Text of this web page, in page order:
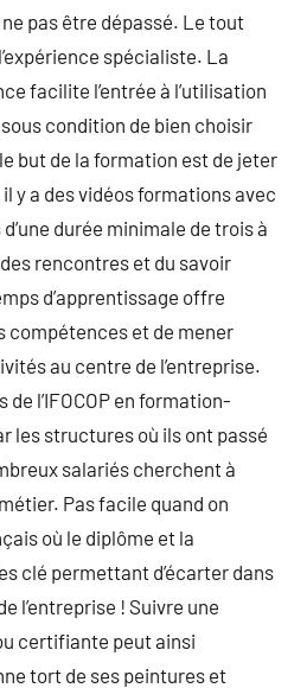
pas être dépassé. Le tout
spécialiste. La
facilite l’entrée à l’utilisation
condition de bien choisir
but de la formation est de jeter
y a des vidéos formations avec
durée minimale de trois à
rencontres et du savoir
d’apprentissage offre
compétences et de mener
au centre de l’entreprise.
l’IFOCOP en formation-
les structures où ils ont passé
salariés cherchent à
Pas facile quand on
où le diplôme et la
clé permettant d’écarter dans
l’entreprise ! Suivre une
certifiante peut ainsi
tort de ses peintures et